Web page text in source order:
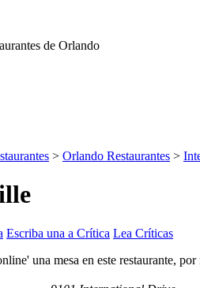
> Orlando Restaurantes >
Escriba una a Crítica Lea Críticas
una mesa en este restaurante,